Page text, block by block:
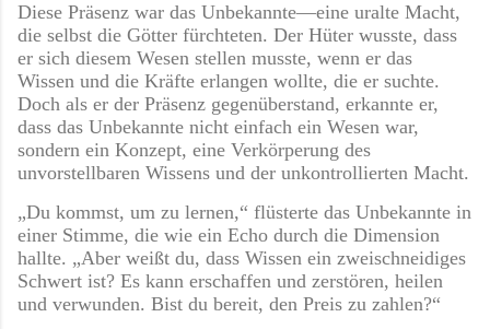
Diese Präsenz war das Unbekannte—eine uralte Macht,
die selbst die Götter fürchteten. Der Hüter wusste, dass
er sich diesem Wesen stellen musste, wenn er das
Wissen und die Kräfte erlangen wollte, die er suchte.
Doch als er der Präsenz gegenüberstand, erkannte er,
dass das Unbekannte nicht einfach ein Wesen war,
sondern ein Konzept, eine Verkörperung des
unvorstellbaren Wissens und der unkontrollierten Macht.
„Du kommst, um zu lernen,“ flüsterte das Unbekannte in
einer Stimme, die wie ein Echo durch die Dimension
hallte. „Aber weißt du, dass Wissen ein zweischneidiges
Schwert ist? Es kann erschaffen und zerstören, heilen
und verwunden. Bist du bereit, den Preis zu zahlen?“